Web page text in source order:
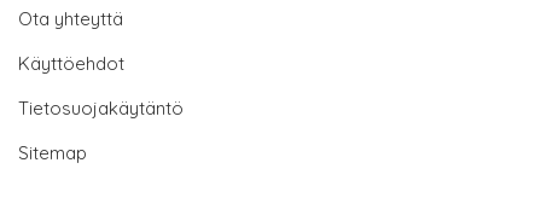
Ota yhteyttä
Käyttöehdot
Tietosuojakäytäntö
Sitemap